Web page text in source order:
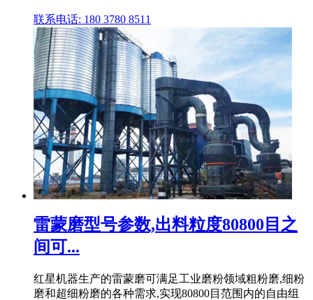
联系电话: 180 3780 8511
雷蒙磨型号参数,出料粒度80800目之
间可...
红星机器生产的雷蒙磨可满足工业磨粉领域粗粉磨,细粉
磨和超细粉磨的各种需求,实现80800目范围内的自由组